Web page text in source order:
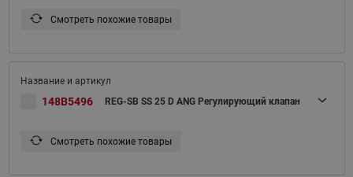
Смотреть похожие товары
148B5496 REG-SB SS 25 D ANG Регулирующий клапан
Смотреть похожие товары